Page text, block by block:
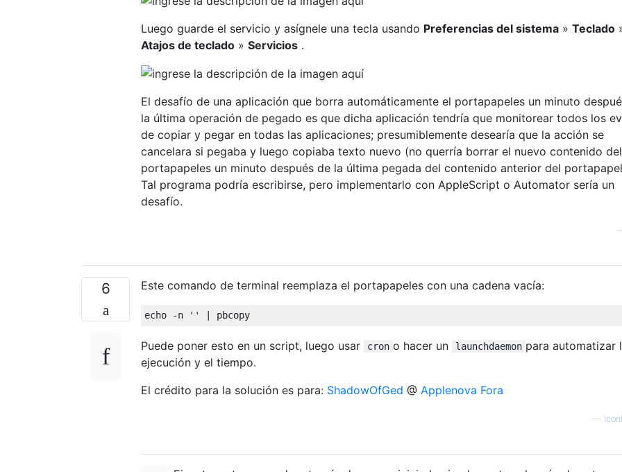
Luego guarde el servicio y asígnele una tecla usando Preferencias del sistema » Teclado
Atajos de teclado » Servicios .
El desafío de una aplicación que borra automáticamente el portapapeles un minuto
la última operación de pegado es que dicha aplicación tendría que monitorear todos los
de copiar y pegar en todas las aplicaciones; presumiblemente desearía que la acción se
cancelara si pegaba y luego copiaba texto nuevo (no querría borrar el nuevo contenido del
portapapeles un minuto después de la última pegada del contenido anterior del
Tal programa podría escribirse, pero implementarlo con AppleScript o Automator sería un
desafío.
6 Este comando de terminal reemplaza el portapapeles con una cadena vacía:
Puede poner esto en un script, luego usar cron o hacer un launchdaemon para automatizar
ejecución y el tiempo.
El crédito para la solución es para: ShadowOfGed @ Applenova Fora
—